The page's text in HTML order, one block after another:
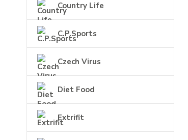
Country Life
C.P.Sports
Czech Virus
Diet Food
Extrifit